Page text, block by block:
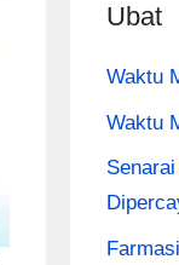
Ubat
Waktu
Waktu